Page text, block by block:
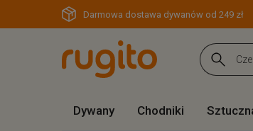
Darmowa dostawa dywanów od 249 zł
Dywany Chodniki